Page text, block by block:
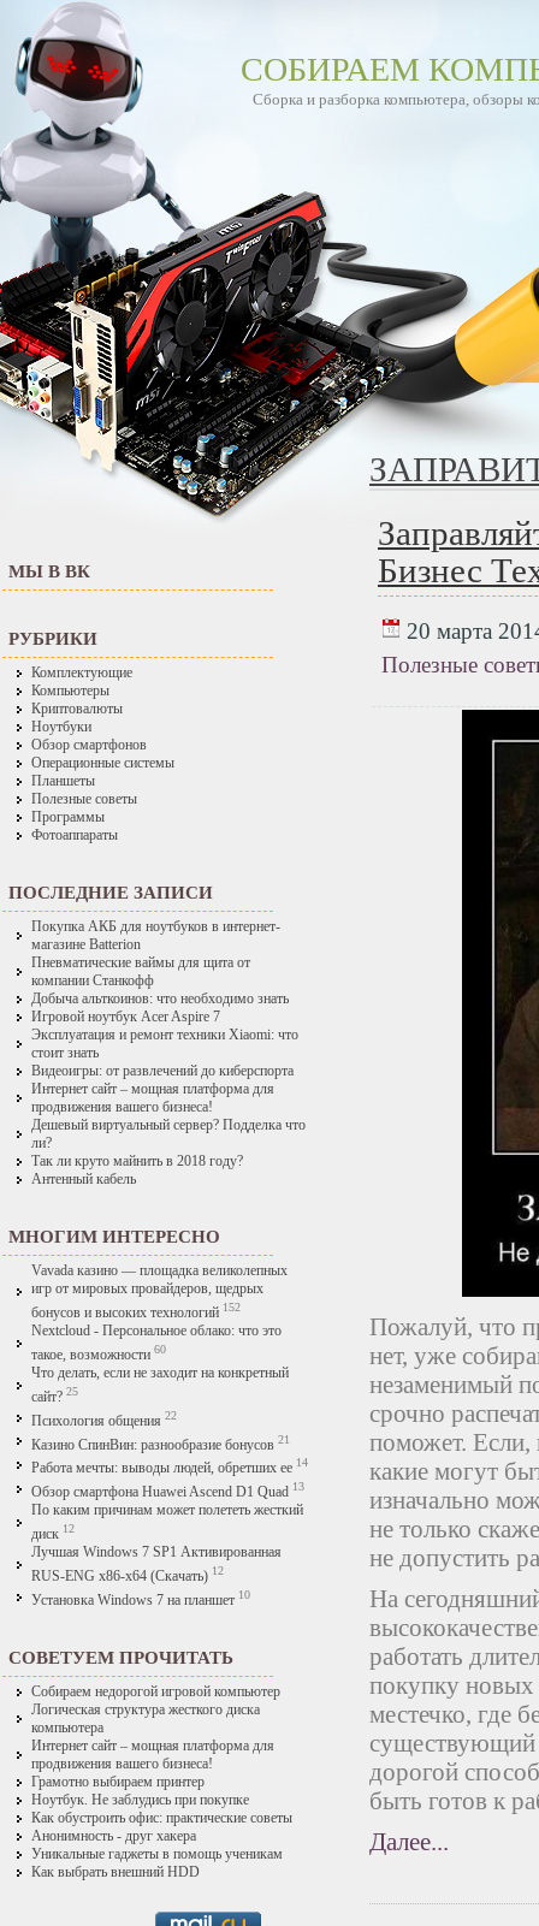
СОБИРАЕМ
Сборка и разборка компьютера, обзоры
МЫ В ВК
РУБРИКИ
Комплектующие
Компьютеры
Криптовалюты
Ноутбуки
Обзор смартфонов
Операционные системы
Планшеты
Полезные советы
Программы
Фотоаппараты
ПОСЛЕДНИЕ ЗАПИСИ
Покупка АКБ для ноутбуков в интернет-
магазине Batterion
Пневматические ваймы для щита от
компании Станкофф
Добыча альткоинов: что необходимо знать
Игровой ноутбук Acer Aspire 7
Эксплуатация и ремонт техники Xiaomi: что
стоит знать
Видеоигры: от развлечений до киберспорта
Интернет сайт – мощная платформа для
продвижения вашего бизнеса!
Дешевый виртуальный сервер? Подделка что
ли?
Так ли круто майнить в 2018 году?
Антенный кабель
МНОГИМ ИНТЕРЕСНО
Vavada казино — площадка великолепных
игр от мировых провайдеров, щедрых
бонусов и высоких технологий 152
Nextcloud - Персональное облако: что это
такое, возможности 60
Что делать, если не заходит на конкретный
сайт? 25
Психология общения 22
Казино СпинВин: разнообразие бонусов 21
Работа мечты: выводы людей, обретших ее 14
Обзор смартфона Huawei Ascend D1 Quad 13
По каким причинам может полететь жесткий
диск 12
Лучшая Windows 7 SP1 Активированная
RUS-ENG x86-x64 (Скачать) 12
Установка Windows 7 на планшет 10
СОВЕТУЕМ ПРОЧИТАТЬ
Собираем недорогой игровой компьютер
Логическая структура жесткого диска
компьютера
Интернет сайт – мощная платформа для
продвижения вашего бизнеса!
Грамотно выбираем принтер
Ноутбук. Не заблудись при покупке
Как обустроить офис: практические советы
Анонимность - друг хакера
Уникальные гаджеты в помощь ученикам
Как выбрать внешний HDD
Бизнес
20 марта
Полезные
Пожалуй, что
нет, уже
незаменимый
срочно
поможет. Если,
какие могут
изначально
не только
не допустить
На
работать
покупку
местечко, где
существующий
дорогой
быть готов к
Далее...